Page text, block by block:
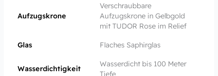
Aufzugskrone
Verschraubbare
Aufzugskrone in Gelbgold
mit TUDOR Rose im Relief
Glas Flaches Saphirglas
Wasserdichtigkeit
Wasserdicht bis 100 Meter
Tiefe